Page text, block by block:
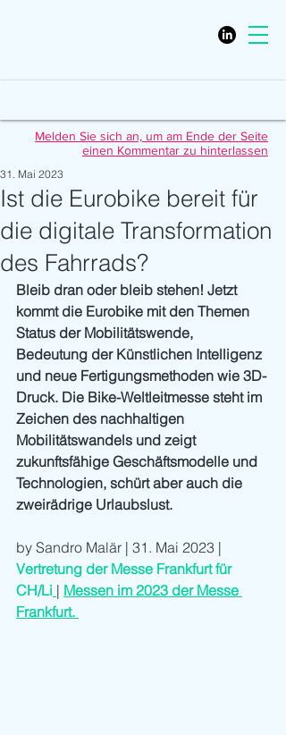
Melden Sie sich an, um am Ende der Seite
einen Kommentar zu hinterlassen
Ist die Eurobike bereit für
die digitale Transformation
des Fahrrads?
31. Mai 2023
Bleib dran oder bleib stehen! Jetzt
kommt die Eurobike mit den Themen
Status der Mobilitätswende,
Bedeutung der Künstlichen Intelligenz
und neue Fertigungsmethoden wie 3D-
Druck. Die Bike-Weltleitmesse steht im
Zeichen des nachhaltigen
Mobilitätswandels und zeigt
zukunftsfähige Geschäftsmodelle und
Technologien, schürt aber auch die
zweirädrige Urlaubslust.
by Sandro Malär | 31. Mai 2023 |
Vertretung der Messe Frankfurt für
CH/Li | Messen im 2023 der Messe
Frankfurt.